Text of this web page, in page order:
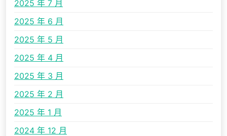
2025 年 7 月
2025 年 6 月
2025 年 5 月
2025 年 4 月
2025 年 3 月
2025 年 2 月
2025 年 1 月
2024 年 12 月